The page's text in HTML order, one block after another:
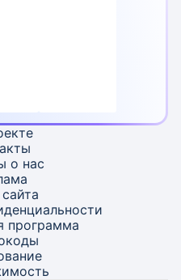
о нас
сайта
программа